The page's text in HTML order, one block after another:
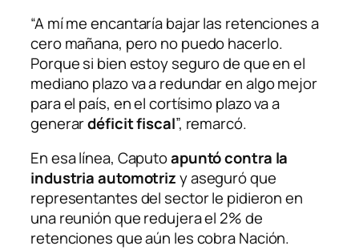
“A mí me encantaría bajar las retenciones a
cero mañana, pero no puedo hacerlo.
Porque si bien estoy seguro de que en el
mediano plazo va a redundar en algo mejor
para el país, en el cortísimo plazo va a
generardéficit fiscal”, remarcó.
En esa línea, Caputoapuntó contra la
industria automotrizy aseguró que
representantes del sector le pidieron en
una reunión que redujera el 2% de
retenciones que aún les cobra Nación.